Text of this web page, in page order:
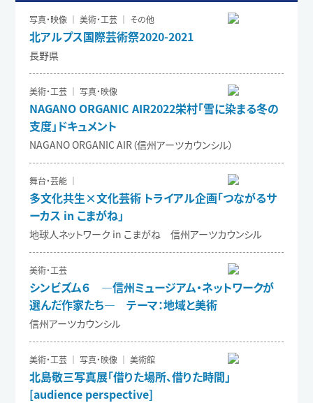
写真・映像 ｜ 美術・工芸 ｜ その他
北アルプス国際芸術祭2020-2021
長野県
美術・工芸 ｜ 写真・映像
NAGANO ORGANIC AIR2022栄村「雪に染まる冬の
支度」ドキュメント
NAGANO ORGANIC AIR（信州アーツカウンシル）
舞台・芸能 ｜
多文化共生×文化芸術 トライアル企画「つながるサ
ーカス in こまがね」
地球人ネットワーク in こまがね 信州アーツカウンシル
美術・工芸
シンビズム６ ―信州ミュージアム・ネットワークが
選んだ作家たち― テーマ：地域と美術
信州アーツカウンシル
美術・工芸 ｜ 写真・映像 ｜ 美術館
北島敬三写真展「借りた場所、借りた時間」
[audience perspective]